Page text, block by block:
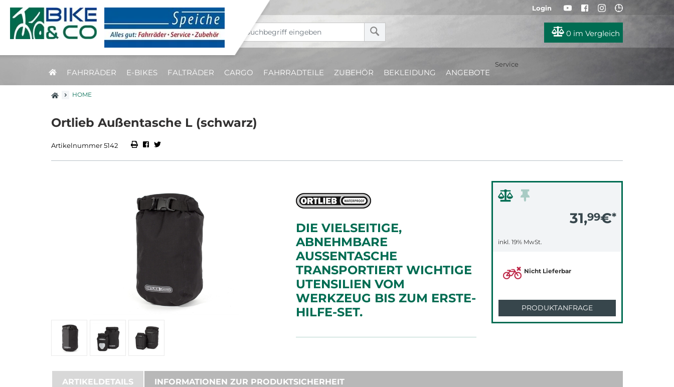
Login
0 im Vergleich
FAHRRÄDER E-BIKES FALTRÄDER CARGO FAHRRADTEILE ZUBEHÖR BEKLEIDUNG ANGEBOTE
Service
HOME
Ortlieb Außentasche L (schwarz)
Artikelnummer 5142
31,99€*
inkl. 19% MwSt.
Nicht Lieferbar
PRODUKTANFRAGE
DIE VIELSEITIGE,
ABNEHMBARE
AUSSENTASCHE T
RANSPORTIERT WICHTIGE U
TENSILIEN VOM W
ERKZEUG BIS ZUM ERSTE-H
ILFE-SET.
ARTIKELDETAILS INFORMATIONEN ZUR PRODUKTSICHERHEIT